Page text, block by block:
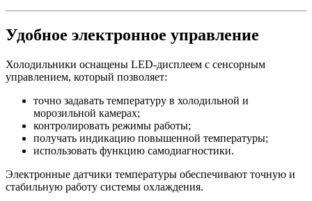
Удобное электронное управление
Холодильники оснащены LED-дисплеем с сенсорным
управлением, который позволяет:
точно задавать температуру в холодильной и
морозильной камерах;
контролировать режимы работы;
получать индикацию повышенной температуры;
использовать функцию самодиагностики.
Электронные датчики температуры обеспечивают точную и
стабильную работу системы охлаждения.